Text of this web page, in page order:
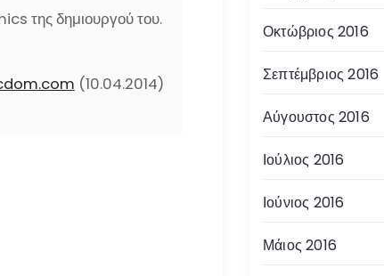
της δημιουργού του.
(10.04.2014)
Οκτώβριος 2016
Σεπτέμβριος 2016
Αύγουστος 2016
Ιούλιος 2016
Ιούνιος 2016
Μάιος 2016